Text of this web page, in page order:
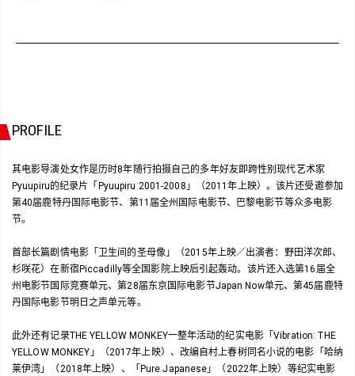
PROFILE
其电影导演处女作是历时8年随行拍摄自己的多年好友即跨性别现代艺术家
Pyuupiru的纪录片「Pyuupiru 2001-2008」（2011年上映）。该片还受邀参加
第40届鹿特丹国际电影节、第11届全州国际电影节、巴黎电影节等众多电影
节。
首部长篇剧情电影「卫生间的圣母像」（2015年上映／出演者：野田洋次郎、
杉咲花）在新宿Piccadilly等全国影院上映后引起轰动。该片还入选第16届全
州电影节国际竞赛单元、第28届东京国际电影节Japan Now单元、第45届鹿特
丹国际电影节明日之声单元等。
此外还有记录THE YELLOW MONKEY一整年活动的纪实电影「Vibration: THE
YELLOW MONKEY」（2017年上映）、改编自村上春树同名小说的电影「哈纳
莱伊湾」（2018年上映）、「Pure Japanese」（2022年上映）等纪实电影